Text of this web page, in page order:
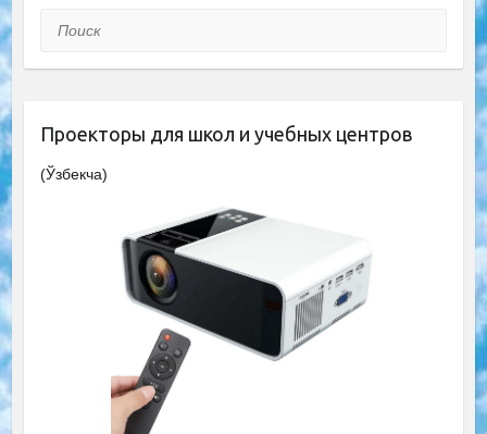
Поиск
Проекторы для школ и учебных центров
(Ўзбекча)